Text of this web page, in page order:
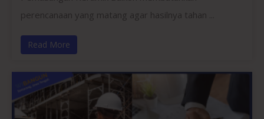
perencanaan yang matang agar hasilnya tahan ...
Read More